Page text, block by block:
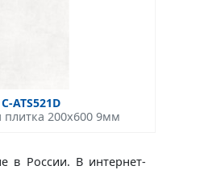
C-ATS521D
плитка 200x600 9мм
в России. В интернет-